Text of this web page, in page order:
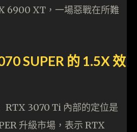
6900 XT，一場惡戰在所難
SUPER 的 1.5X 效
RTX 3070 Ti 內部的定位是
升級市場，表示 RTX